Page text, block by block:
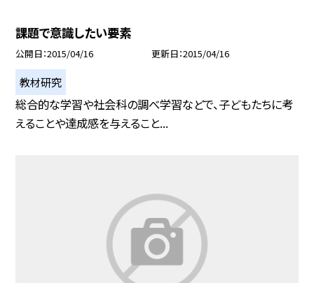
課題で意識したい要素
公開日 2015/04/16 更新日 2015/04/16
教材研究
総合的な学習や社会科の調べ学習などで、子どもたちに考
えることや達成感を与えること...